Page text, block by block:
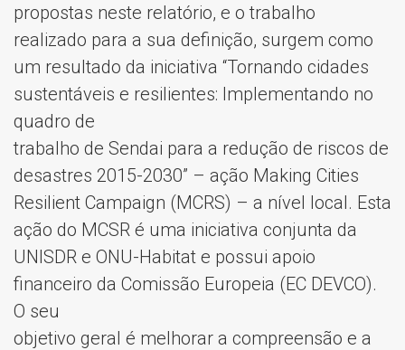
propostas neste relatório, e o trabalho
realizado para a sua definição, surgem como
um resultado da iniciativa “Tornando cidades
sustentáveis e resilientes: Implementando no
quadro de
trabalho de Sendai para a redução de riscos de
desastres 2015-2030” – ação Making Cities
Resilient Campaign (MCRS) – a nível local. Esta
ação do MCSR é uma iniciativa conjunta da
UNISDR e ONU-Habitat e possui apoio
financeiro da Comissão Europeia (EC DEVCO).
O seu
objetivo geral é melhorar a compreensão e a